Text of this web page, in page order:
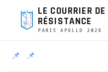
LE COURRIER
RÉSISTANCE
PARIS APOLLO 2026
📌 📌